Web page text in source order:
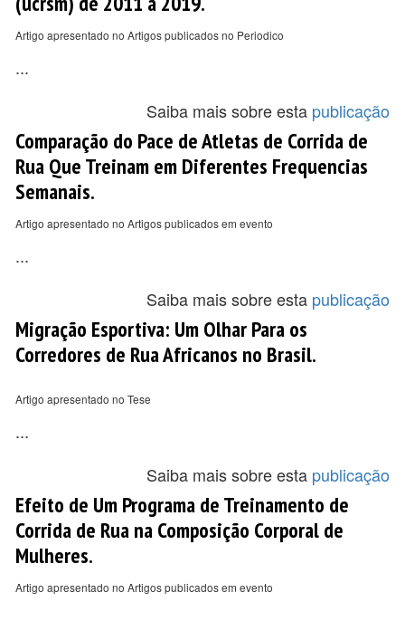
Artigo apresentado no Artigos publicados no Periodico
...
Saiba mais sobre esta publicação
Comparação do Pace de Atletas de Corrida de
Rua Que Treinam em Diferentes Frequencias
Semanais.
Artigo apresentado no Artigos publicados em evento
...
Saiba mais sobre esta publicação
Migração Esportiva: Um Olhar Para os
Corredores de Rua Africanos no Brasil.
Artigo apresentado no Tese
...
Saiba mais sobre esta publicação
Efeito de Um Programa de Treinamento de
Corrida de Rua na Composição Corporal de
Mulheres.
Artigo apresentado no Artigos publicados em evento